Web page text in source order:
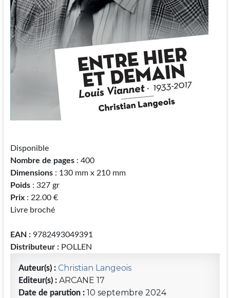
Disponible
Nombre de pages: 400
Dimensions: 130 mm x 210 mm
Poids: 327 gr
Prix: 22.00 €
Livre broché
EAN :9782493049391
Distributeur :POLLEN
Auteur(s) : Christian Langeois
Editeur(s) : ARCANE 17
Date de parution : 10 septembre 2024